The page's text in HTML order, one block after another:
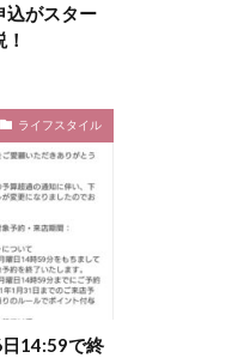
込がスター
ライフスタイル
14:59で終